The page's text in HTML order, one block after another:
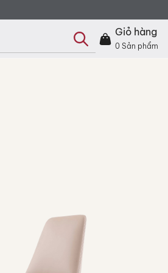
Giỏ hàng
0 Sản phẩm